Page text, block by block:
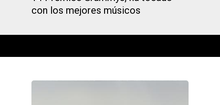
con los mejores músicos